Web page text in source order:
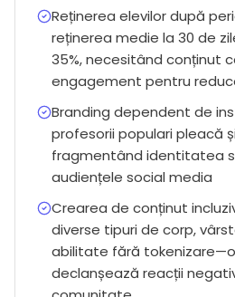
Reținerea elevilor după
reținerea medie la 30 de
35%, necesitând conținut
engagement pentru
Branding dependent de
profesorii populari pleacă
fragmentând identitatea
audiențele social media
Crearea de conținut
diverse tipuri de corp,
abilitate fără
declanșează reacții